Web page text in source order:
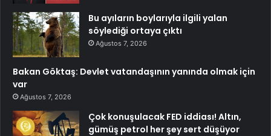
Bu ayıların boylarıyla ilgili yalan
söylediği ortaya çıktı
Ağustos 7, 2026
Bakan Göktaş: Devlet vatandaşının yanında olmak için
var
Ağustos 7, 2026
Çok konuşulacak FED iddiası! Altın,
gümüş petrol her şey sert düşüyor